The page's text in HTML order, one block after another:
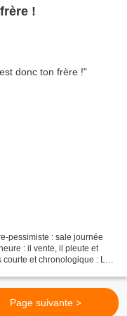
!
pessimiste : sale journée
: il vente, il pleute et
et chronologique : Le
Page suivante >